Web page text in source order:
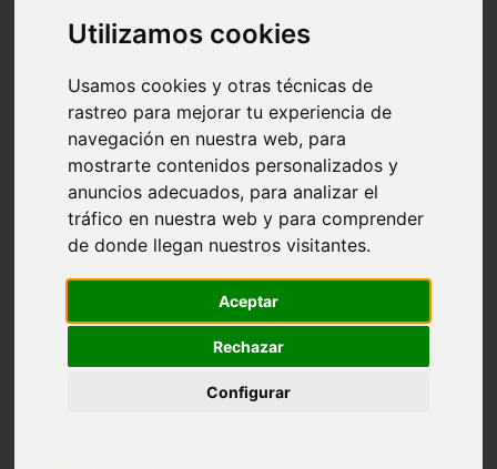
Utilizamos cookies
Usamos cookies y otras técnicas de
rastreo para mejorar tu experiencia de
navegación en nuestra web, para
mostrarte contenidos personalizados y
anuncios adecuados, para analizar el
tráfico en nuestra web y para comprender
de donde llegan nuestros visitantes.
Aceptar
Rechazar
Configurar
Santa-cruz-de-tenerife - los-llanos-de-aridane
Cantabria - suances
Granada - monachil
Huesca - isábena
Huesca - alquézar
Huesca - castejón-de-sos
Sevilla - marinaleda
Córdoba - almedinilla
Navarra - zangoza
Cantabria - arenas-de-iguña
Barcelona - la-pobla-de-lillet
Las-palmas - yaiza
Valladolid - fuensaldaña